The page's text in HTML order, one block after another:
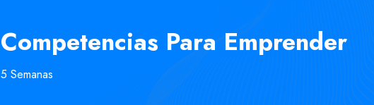
Competencias Para Emprender
5 Semanas